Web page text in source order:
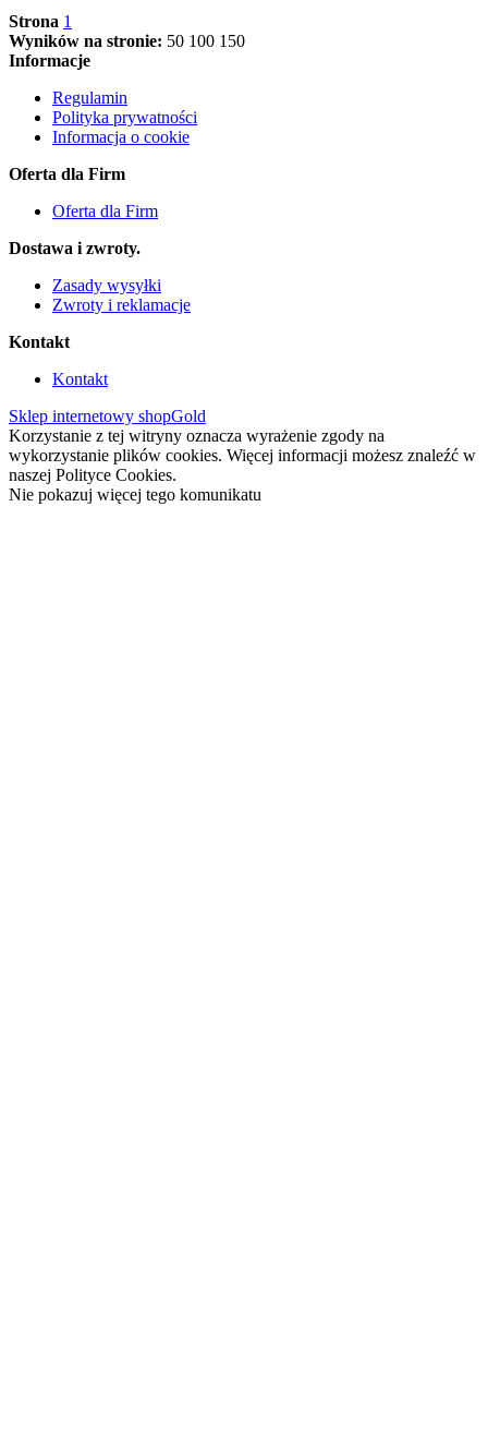
Strona 1
Wyników na stronie: 50 100 150
Informacje
Regulamin
Polityka prywatności
Informacja o cookie
Oferta dla Firm
Oferta dla Firm
Dostawa i zwroty.
Zasady wysyłki
Zwroty i reklamacje
Kontakt
Kontakt
Sklep internetowy shopGold
Korzystanie z tej witryny oznacza wyrażenie zgody na
wykorzystanie plików cookies. Więcej informacji możesz znaleźć w
naszej Polityce Cookies.
Nie pokazuj więcej tego komunikatu